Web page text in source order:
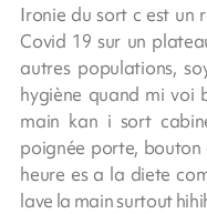
Ironie du sort c est un
Covid 19 sur un
autres populations,
hygiène quand mi voi
main kan i sort
poignée porte, bouton
heure es a la diete
lave la main surtout